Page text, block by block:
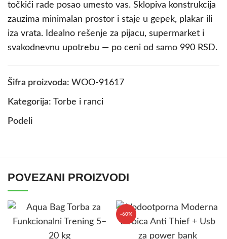
točkići rade posao umesto vas. Sklopiva konstrukcija
zauzima minimalan prostor i staje u gepek, plakar ili
iza vrata. Idealno rešenje za pijacu, supermarket i
svakodnevnu upotrebu — po ceni od samo 990 RSD.
Šifra proizvoda: WOO-91617
Kategorija: Torbe i ranci
Podeli
POVEZANI PROIZVODI
-60%